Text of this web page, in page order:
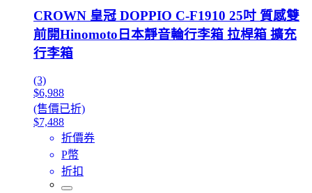
CROWN 皇冠 DOPPIO C-F1910 25吋 質感雙
前開Hinomoto日本靜音輪行李箱 拉桿箱 擴充
行李箱
(3)
$6,988
(售價已折)
$7,488
折價券
P幣
折扣